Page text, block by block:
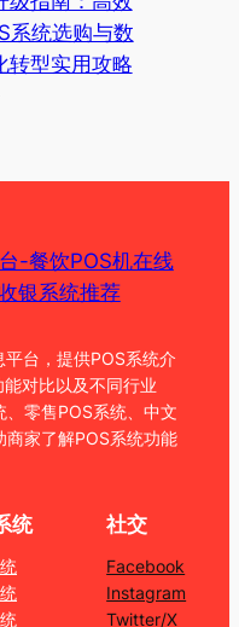
系统选购与数
转型实用攻略
-餐饮POS机在线
银系统推荐
台，提供POS系统介
对比以及不同行业
、零售POS系统、中文
商家了解POS系统功能
统 社交
Facebook
Instagram
Twitter/X